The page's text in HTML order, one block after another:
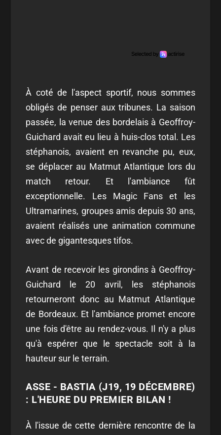
À coté de l'aspect sportif, nous sommes
obligés de penser aux tribunes. La saison
passée, la venue des bordelais à Geoffroy-
Guichard avait eu lieu à huis-clos total. Les
stéphanois, avaient en revanche pu, eux,
se déplacer au Matmut Atlantique lors du
match retour. Et l'ambiance fût
exceptionnelle. Les Magic Fans et les
Ultramarines, groupes amis depuis 30 ans,
avaient réalisés une animation commune
avec de gigantesques tifos.
Avant de recevoir les girondins à Geoffroy-
Guichard le 20 avril, les stéphanois
retourneront donc au Matmut Atlantique
de Bordeaux. Et l'ambiance promet encore
une fois d'être au rendez-vous. Il n'y a plus
qu'à espérer que le spectacle soit à la
hauteur sur le terrain.
ASSE - BASTIA (J19, 19 DÉCEMBRE)
: L'HEURE DU PREMIER BILAN !
À l'issue de cette dernière rencontre de la